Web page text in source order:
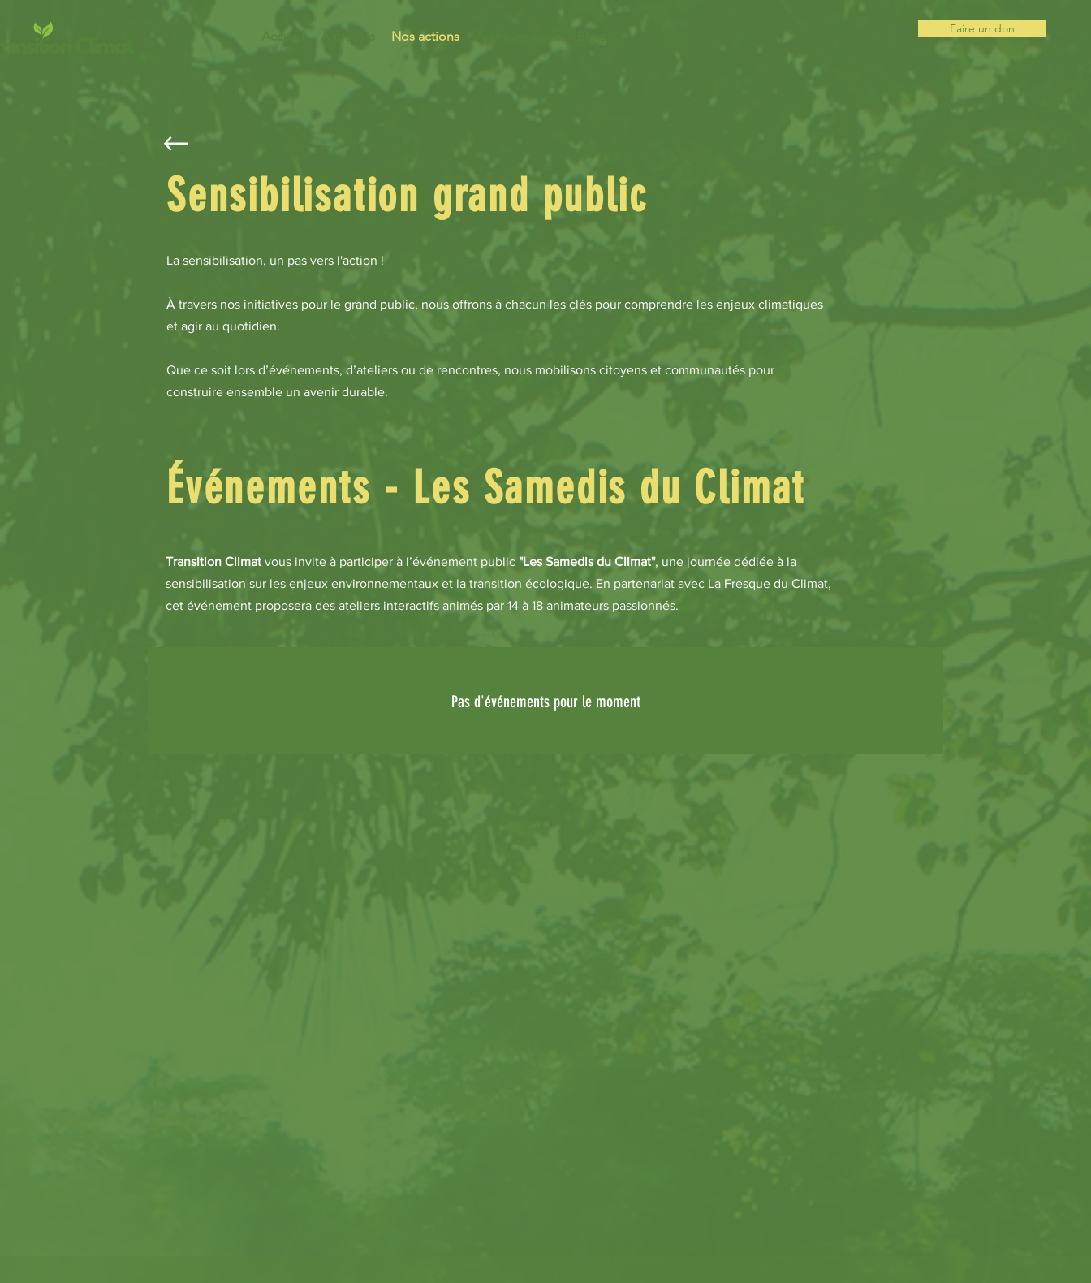
Nos actions Faire un don
Sensibilisation grand public
La sensibilisation, un pas vers l'action !
À travers nos initiatives pour le grand public, nous offrons à chacun les clés pour comprendre les enjeux climatiques
et agir au quotidien.
Que ce soit lors d’événements, d’ateliers ou de rencontres, nous mobilisons citoyens et communautés pour
construire ensemble un avenir durable.
Événements - Les Samedis du Climat
Transition Climat vous invite à participer à l’événement public "Les Samedis du Climat", une journée dédiée à la
sensibilisation sur les enjeux environnementaux et la transition écologique. En partenariat avec La Fresque du Climat,
cet événement proposera des ateliers interactifs animés par 14 à 18 animateurs passionnés.
Pas d'événements pour le moment